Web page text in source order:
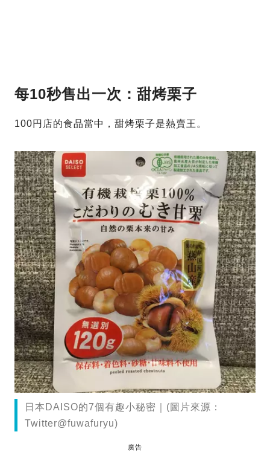
每10秒售出一次：甜烤栗子
100円店的食品當中，甜烤栗子是熱賣王。
日本DAISO的7個有趣小秘密｜(圖片來源：
Twitter@fuwafuryu)
廣告